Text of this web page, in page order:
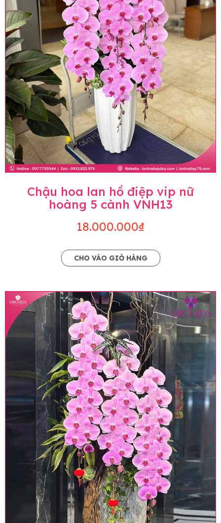
Chậu hoa lan hồ điệp vip nữ
hoàng 5 cành VNH13
18.000.000₫
CHO VÀO GIỎ HÀNG